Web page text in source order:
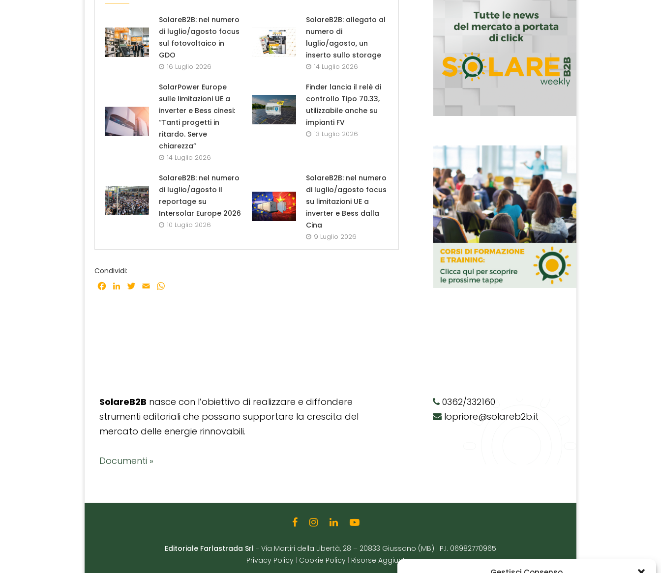
SolareB2B: nel numero
di luglio/agosto focus
sul fotovoltaico in
GDO
16 Luglio 2026
SolareB2B: allegato al
numero di
luglio/agosto, un
inserto sullo storage
14 Luglio 2026
SolarPower Europe
sulle limitazioni UE a
inverter e Bess cinesi:
“Tanti progetti in
ritardo. Serve
chiarezza”
14 Luglio 2026
Finder lancia il relè di
controllo Tipo 70.33,
utilizzabile anche su
impianti FV
13 Luglio 2026
SolareB2B: nel numero
di luglio/agosto il
reportage su
Intersolar Europe 2026
10 Luglio 2026
SolareB2B: nel numero
di luglio/agosto focus
su limitazioni UE a
inverter e Bess dalla
Cina
9 Luglio 2026
Condividi:
Facebook
LinkedInTwitter
Email
SolareB2B nasce con l’obiettivo di realizzare e diffondere
strumenti editoriali che possano supportare la crescita del
mercato delle energie rinnovabili.
Documenti »
0362/332160
lopriore@solareb2b.it
Editoriale Farlastrada Srl - Via Martiri della Libertà, 28 – 20833 Giussano (MB)
P.I. 06982770965
Privacy Policy
Cookie Policy Risorse Aggiuntive